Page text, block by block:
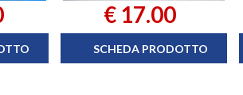
€ 17.00
SCHEDA PRODOTTO